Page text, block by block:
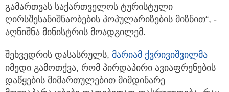
გამართვას საქართველოს ტურისტული
ღირსშესანიშნაობების პოპულარიზების მიზნით“, -
აღნიშნა მინისტრის მოადგილემ.
შეხვედრის დასასრულს, მარიამ ქვრივიშვილმა
იმედი გამოთქვა, რომ პირდაპირი ავიაფრენების
დაწყების მიმართულებით მიმდინარე